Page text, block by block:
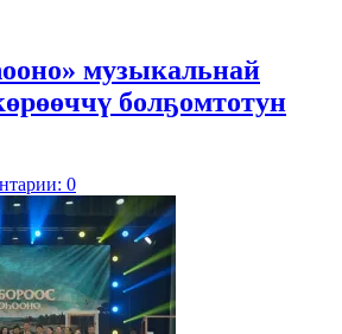
музыкальнай
болҕомтотун
0